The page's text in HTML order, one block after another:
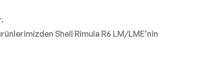
Shell Rimula R6 LM/LME’nin